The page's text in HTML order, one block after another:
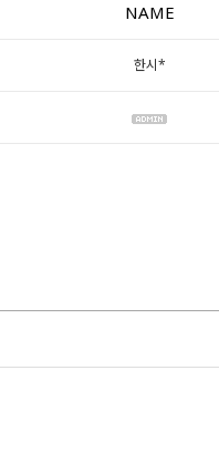
NAME
한시*